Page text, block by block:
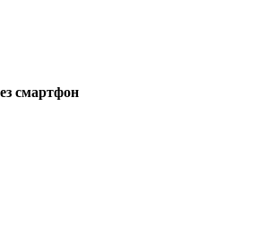
смартфон